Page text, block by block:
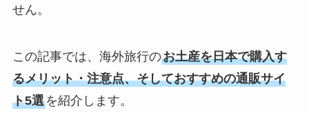
せん。
この記事では、海外旅行のお土産を日本で購入す
るメリット・注意点、そしておすすめの通販サイ
ト5選を紹介します。